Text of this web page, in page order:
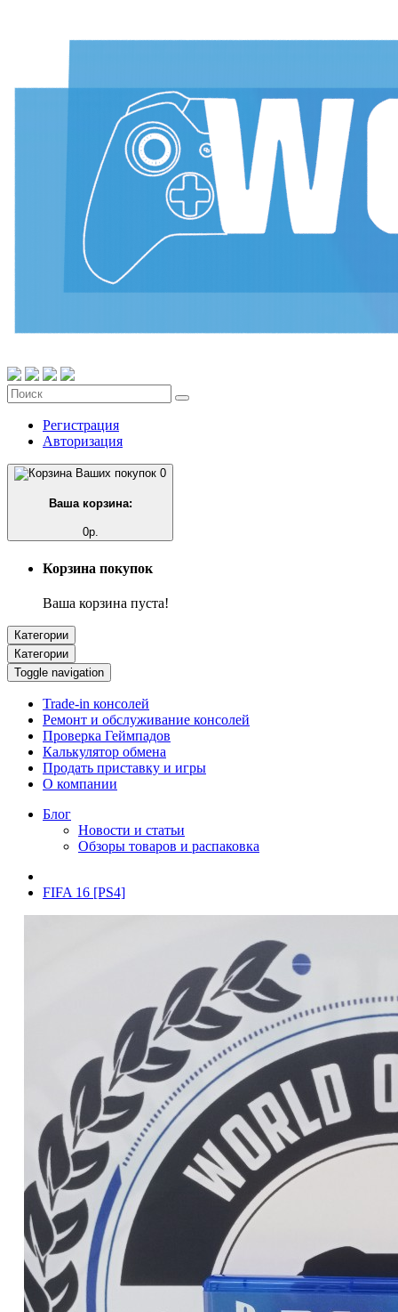
Регистрация
Авторизация
0
Ваша корзина:
0р.
Корзина покупок
Ваша корзина пуста!
Категории
Категории
Toggle navigation
Trade-in консолей
Ремонт и обслуживание консолей
Проверка Геймпадов
Калькулятор обмена
Продать приставку и игры
О компании
Блог
Новости и статьи
Обзоры товаров и распаковка
FIFA 16 [PS4]